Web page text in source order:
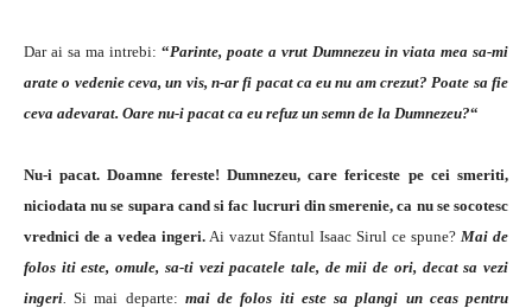
Dar ai sa ma intrebi: “Parinte, poate a vrut Dumnezeu in viata mea sa-mi
arate o vedenie ceva, un vis, n-ar fi pacat ca eu nu am crezut? Poate sa fie
ceva adevarat. Oare nu-i pacat ca eu refuz un semn de la Dumnezeu?“
Nu-i pacat. Doamne fereste! Dumnezeu, care fericeste pe cei smeriti,
niciodata nu se supara cand si fac lucruri din smerenie, ca nu se socotesc
vrednici de a vedea ingeri.Ai vazut Sfantul Isaac Sirul ce spune? Mai de
folos iti este, omule, sa-ti vezi pacatele tale, de mii de ori, decat sa vezi
ingeri Si mai departe: mai de folos iti este sa plangi un ceas pentru